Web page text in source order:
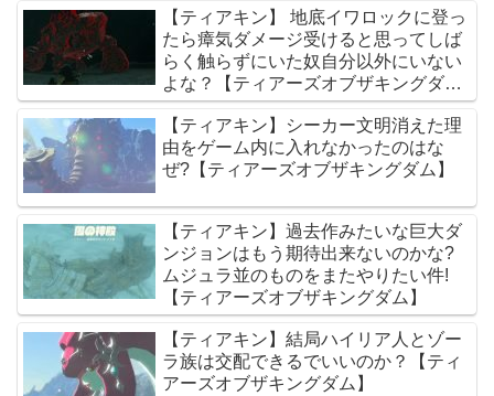
【ティアキン】 地底イワロックに登っ
たら瘴気ダメージ受けると思ってしば
らく触らずにいた奴自分以外にいない
よな？【ティアーズオブザキングダ
ム】
【ティアキン】シーカー文明消えた理
由をゲーム内に入れなかったのはな
ぜ?【ティアーズオブザキングダム】
【ティアキン】過去作みたいな巨大ダ
ンジョンはもう期待出来ないのかな?
ムジュラ並のものをまたやりたい件!
【ティアーズオブザキングダム】
【ティアキン】結局ハイリア人とゾー
ラ族は交配できるでいいのか？【ティ
アーズオブザキングダム】